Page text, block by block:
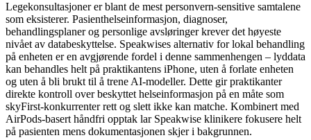
Legekonsultasjoner er blant de mest personvern-sensitive samtalene
som eksisterer. Pasienthelseinformasjon, diagnoser,
behandlingsplaner og personlige avsløringer krever det høyeste
nivået av databeskyttelse. Speakwises alternativ for lokal behandling
på enheten er en avgjørende fordel i denne sammenhengen – lyddata
kan behandles helt på praktikantens iPhone, uten å forlate enheten
og uten å bli brukt til å trene AI-modeller. Dette gir praktikanter
direkte kontroll over beskyttet helseinformasjon på en måte som
skyFirst-konkurrenter rett og slett ikke kan matche. Kombinert med
AirPods-basert håndfri opptak lar Speakwise klinikere fokusere helt
på pasienten mens dokumentasjonen skjer i bakgrunnen.